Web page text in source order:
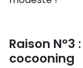
Raison
cocooning